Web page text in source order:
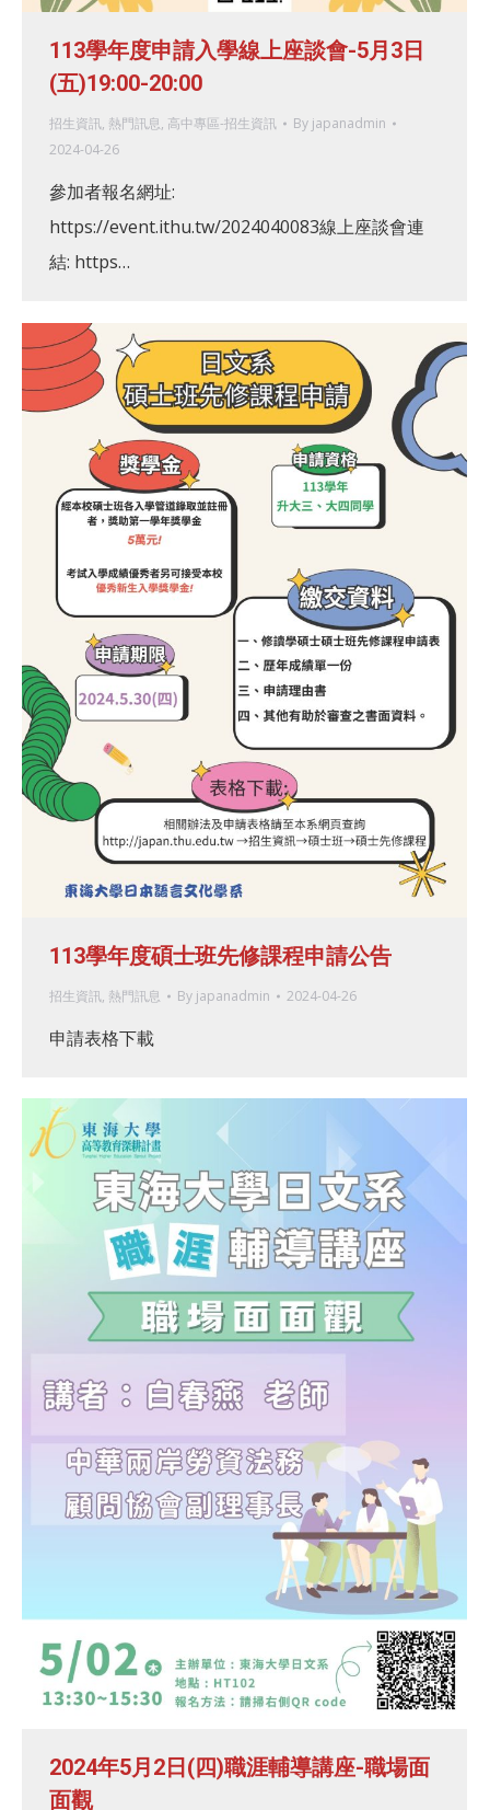
113學年度申請入學線上座談會-5月3日
(五)19:00-20:00
招生資訊, 熱門訊息, 高中專區-招生資訊 By japanadmin
2024-04-26
參加者報名網址:
https://event.ithu.tw/2024040083線上座談會連
結: https…
113學年度碩士班先修課程申請公告
招生資訊, 熱門訊息 By japanadmin 2024-04-26
申請表格下載
2024年5月2日(四)職涯輔導講座-職場面
面觀